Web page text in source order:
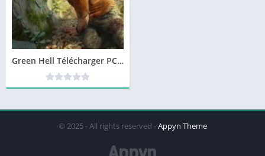
Green Hell Télécharger PC Jeu Gratuit
© 2025 - All rights reserved -Appyn Theme